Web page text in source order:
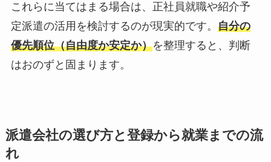
これらに当てはまる場合は、正社員就職や紹介予
定派遣の活用を検討するのが現実的です。 自分の
優先順位（自由度か安定か）を整理すると、判断
はおのずと固まります。
派遣会社の選び方と登録から就業までの流
れ